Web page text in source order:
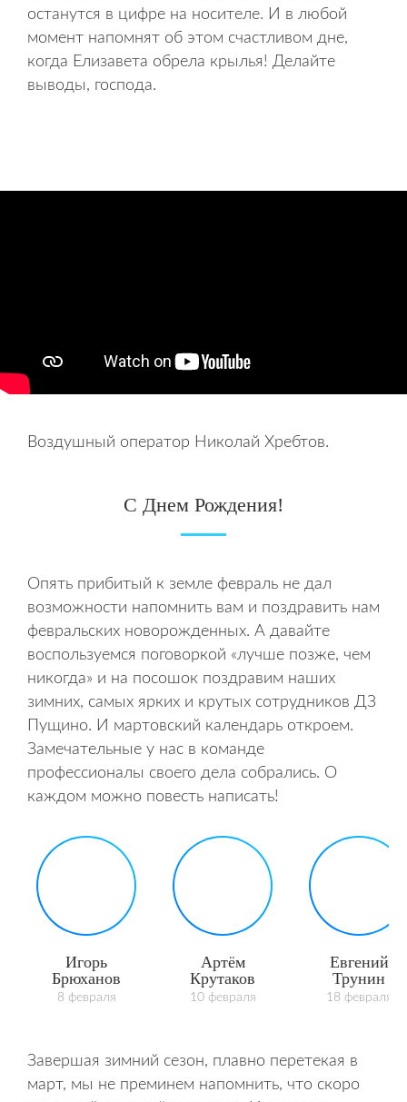
останутся в цифре на носителе. И в любой
момент напомнят об этом счастливом дне,
когда Елизавета обрела крылья! Делайте
выводы, господа.
Воздушный оператор Николай Хребтов.
С Днем Рождения!
Опять прибитый к земле февраль не дал
возможности напомнить вам и поздравить нам
февральских новорожденных. А давайте
воспользуемся поговоркой «лучше позже, чем
никогда» и на посошок поздравим наших
зимних, самых ярких и крутых сотрудников ДЗ
Пущино. И мартовский календарь откроем.
Замечательные у нас в команде
профессионалы своего дела собрались. О
каждом можно повесть написать!
Игорь
Брюханов
8 февраля
Артём
Крутаков
10 февраля
Евгений
Трунин
18 февраля
Завершая зимний сезон, плавно перетекая в
март, мы не преминем напомнить, что скоро